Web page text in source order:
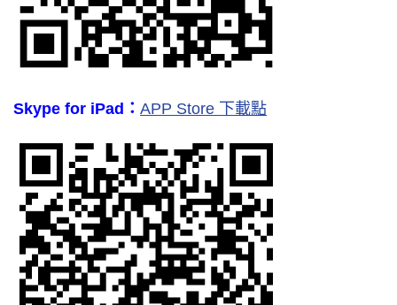
Skype for iPad： APP Store 下載點